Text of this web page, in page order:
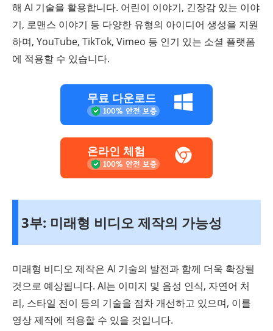
해 AI 기술을 활용합니다. 어린이 이야기, 긴장감 있는 이야
기, 로맨스 이야기 등 다양한 유형의 아이디어 생성을 지원
하며, YouTube, TikTok, Vimeo 등 인기 있는 소셜 플랫폼
에 적용할 수 있습니다.
무료 다운로드
온라인 체험
3부: 미래형 비디오 제작의 가능성
미래형 비디오 제작은 AI 기술의 발전과 함께 더욱 확장될
것으로 예상됩니다. AI는 이미지 및 음성 인식, 자연어 처
리, 스타일 전이 등의 기술을 점차 개선하고 있으며, 이를
영상 제작에 적용할 수 있을 것입니다.